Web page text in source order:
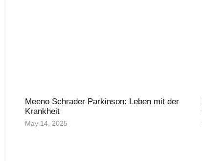
Meeno Schrader Parkinson: Leben mit der
Krankheit
May 14, 2025